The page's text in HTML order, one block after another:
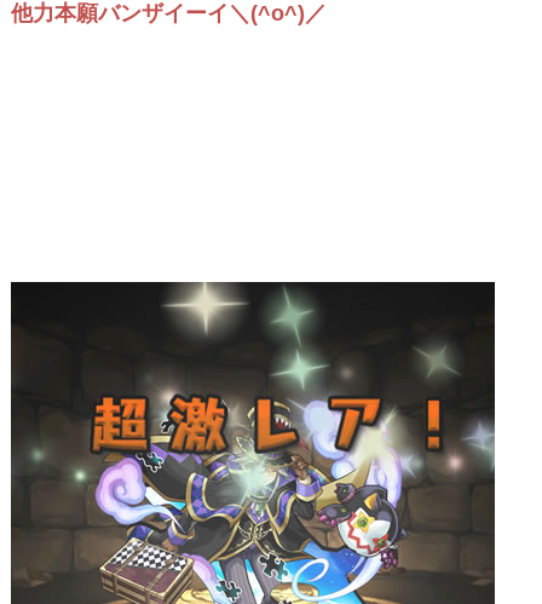
他力本願バンザイーイ＼(^o^)／